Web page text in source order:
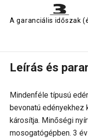
A garanciális időszak
Leírás és
Mindenféle típusú
bevonatú edényekhez
károsítja. Minőségi
mosogatógépben. 3 év